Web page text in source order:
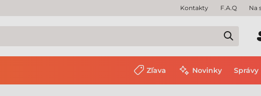
Kontakty F.A.Q Na
Zľava Novinky Správy